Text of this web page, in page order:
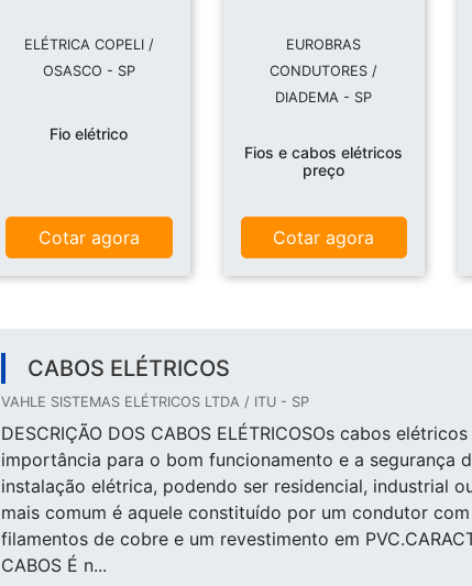
ELÉTRICA COPELI /
OSASCO - SP
Fio elétrico
Cotar agora
EUROBRAS
CONDUTORES /
DIADEMA - SP
Fios e cabos elétricos
preço
Cotar agora
CABOS ELÉTRICOS
VAHLE SISTEMAS ELÉTRICOS LTDA / ITU - SP
DESCRIÇÃO DOS CABOS ELÉTRICOSOs cabos
importância para o bom funcionamento e a segurança
instalação elétrica, podendo ser residencial, industrial
mais comum é aquele constituído por um condutor
filamentos de cobre e um revestimento em
CABOS É n...